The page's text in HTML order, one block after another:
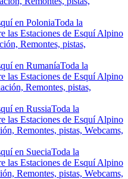
en PoloniaToda la
las Estaciones de Esquí Alpino
Remontes, pistas,
en RumaníaToda la
las Estaciones de Esquí Alpino
Remontes, pistas,
en RussiaToda la
las Estaciones de Esquí Alpino
Remontes, pistas, Webcams,
en SueciaToda la
las Estaciones de Esquí Alpino
Remontes, pistas, Webcams,